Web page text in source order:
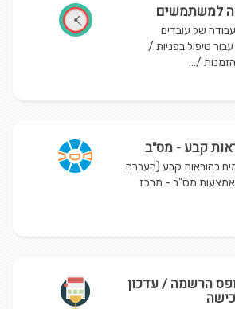
למשתמשים
של עובדים
טיפול בפניות /
/...
קבע - מס"ב
בהוראות קבע (העברה
מס"ב - מרכז
הרשמה / עדכון